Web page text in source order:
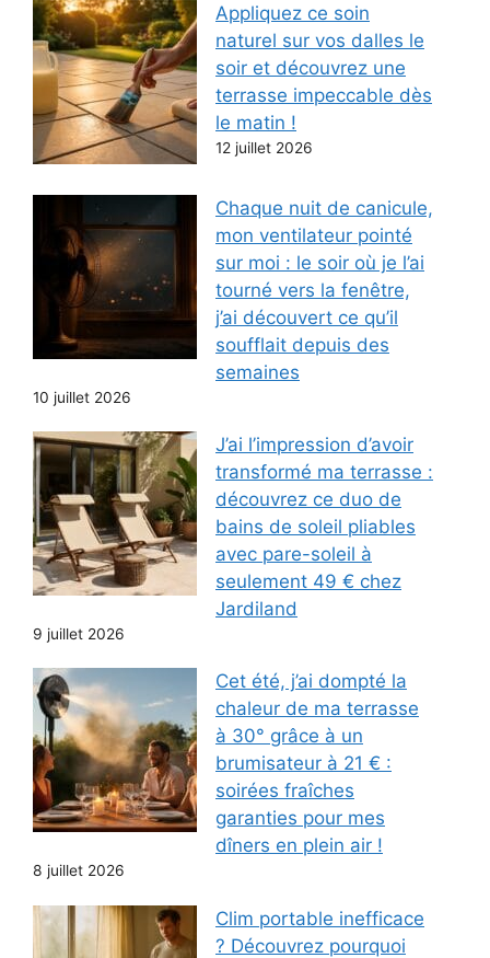
Appliquez ce soin
naturel sur vos dalles le
soir et découvrez une
terrasse impeccable dès
le matin !
12 juillet 2026
Chaque nuit de canicule,
mon ventilateur pointé
sur moi : le soir où je l’ai
tourné vers la fenêtre,
j’ai découvert ce qu’il
soufflait depuis des
semaines
10 juillet 2026
J’ai l’impression d’avoir
transformé ma terrasse :
découvrez ce duo de
bains de soleil pliables
avec pare-soleil à
seulement 49 € chez
Jardiland
9 juillet 2026
Cet été, j’ai dompté la
chaleur de ma terrasse
à 30° grâce à un
brumisateur à 21 € :
soirées fraîches
garanties pour mes
dîners en plein air !
8 juillet 2026
Clim portable inefficace
? Découvrez pourquoi